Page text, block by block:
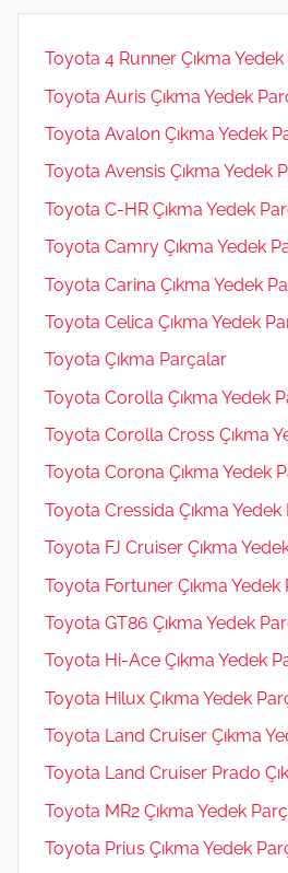
Toyota 4 Runner Çıkma Yedek
Toyota Auris Çıkma Yedek
Toyota Avalon Çıkma Yedek
Toyota Avensis Çıkma Yedek
Toyota C-HR Çıkma Yedek
Toyota Camry Çıkma Yedek
Toyota Carina Çıkma Yedek
Toyota Celica Çıkma Yedek
Toyota Çıkma Parçalar
Toyota Corolla Çıkma Yedek
Toyota Corolla Cross Çıkma
Toyota Corona Çıkma Yedek
Toyota Cressida Çıkma Yedek
Toyota FJ Cruiser Çıkma
Toyota Fortuner Çıkma Yedek
Toyota GT86 Çıkma Yedek
Toyota Hi-Ace Çıkma Yedek
Toyota Hilux Çıkma Yedek
Toyota Land Cruiser Çıkma
Toyota Land Cruiser Prado
Toyota MR2 Çıkma Yedek
Toyota Prius Çıkma Yedek